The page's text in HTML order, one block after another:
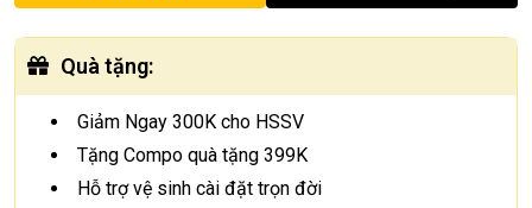
Quà tặng:
Giảm Ngay 300K cho HSSV
Tặng Compo quà tặng 399K
Hỗ trợ vệ sinh cài đặt trọn đời